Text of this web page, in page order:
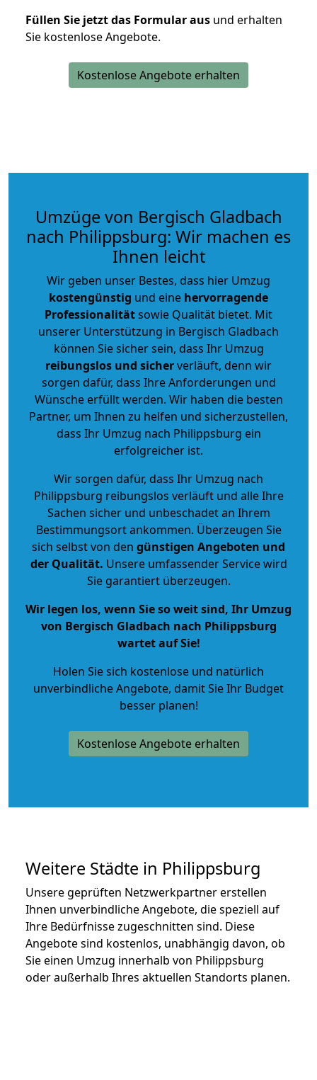
Füllen Sie jetzt das Formular aus und erhalten
Sie kostenlose Angebote.
Kostenlose Angebote erhalten
Umzüge von Bergisch Gladbach
nach Philippsburg: Wir machen es
Ihnen leicht
Wir geben unser Bestes, dass hier Umzug
kostengünstig und eine hervorragende
Professionalitätsowie Qualität bietet. Mit
unserer Unterstützung in Bergisch Gladbach
können Sie sicher sein, dass Ihr Umzug
reibungslos und sicherverläuft, denn wir
sorgen dafür, dass Ihre Anforderungen und
Wünsche erfüllt werden. Wir haben die besten
Partner, um Ihnen zu helfen und sicherzustellen,
dass Ihr Umzug nach Philippsburg ein
erfolgreicher ist.
Wir sorgen dafür, dass Ihr Umzug nach
Philippsburg reibungslos verläuft und alle Ihre
Sachen sicher und unbeschadet an Ihrem
Bestimmungsort ankommen. Überzeugen Sie
sich selbst von den günstigen Angeboten und
der Qualität. Unsere umfassender Service wird
Sie garantiert überzeugen.
Wir legen los, wenn Sie so weit sind, Ihr Umzug
von Bergisch Gladbach nach Philippsburg
wartet auf Sie!
Holen Sie sich kostenlose und natürlich
unverbindliche Angebote, damit Sie Ihr Budget
besser planen!
Kostenlose Angebote erhalten
Weitere Städte in Philippsburg
Unsere geprüften Netzwerkpartner erstellen
Ihnen unverbindliche Angebote, die speziell auf
Ihre Bedürfnisse zugeschnitten sind. Diese
Angebote sind kostenlos, unabhängig davon, ob
Sie einen Umzug innerhalb von Philippsburg
oder außerhalb Ihres aktuellen Standorts planen.